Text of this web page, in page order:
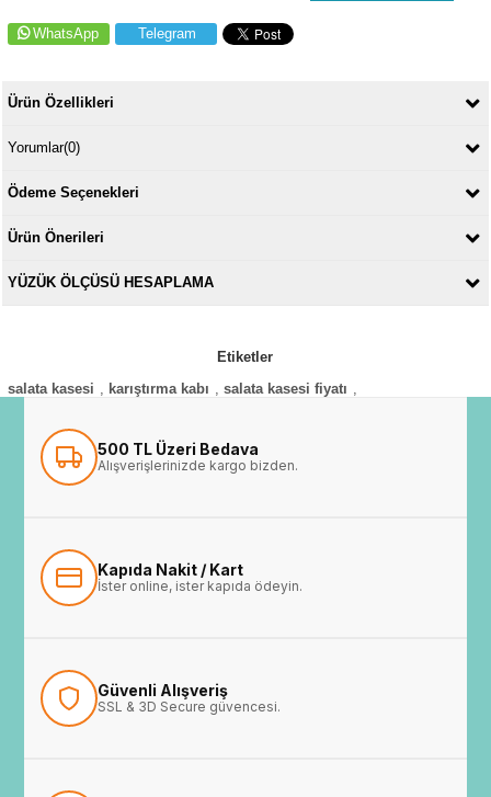
WhatsApp Telegram
Ürün Özellikleri
Yorumlar(0)
Ödeme Seçenekleri
Ürün Önerileri
YÜZÜK ÖLÇÜSÜ HESAPLAMA
Etiketler
salata kasesi
karıştırma kabı salata kasesi fiyatı
500 TL Üzeri Bedava
Alışverişlerinizde kargo bizden.
Kapıda Nakit / Kart
İster online, ister kapıda ödeyin.
Güvenli Alışveriş
SSL & 3D Secure güvencesi.